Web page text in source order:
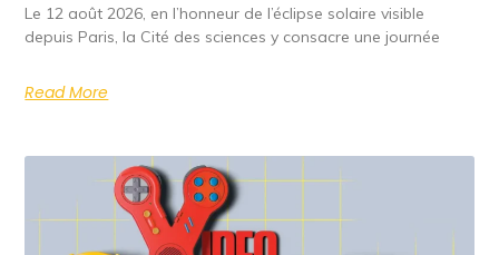
Le 12 août 2026, en l’honneur de l’éclipse solaire visible
depuis Paris, la Cité des sciences y consacre une journée
Read More